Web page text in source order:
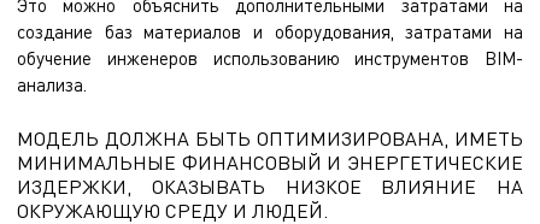
Это можно объяснить дополнительными затратами на
создание баз материалов и оборудования, затратами на
обучение инженеров использованию инструментов BIM-
анализа.
МОДЕЛЬ ДОЛЖНА БЫТЬ ОПТИМИЗИРОВАНА, ИМЕТЬ
МИНИМАЛЬНЫЕ ФИНАНСОВЫЙ И ЭНЕРГЕТИЧЕСКИЕ
ИЗДЕРЖКИ, ОКАЗЫВАТЬ НИЗКОЕ ВЛИЯНИЕ НА
ОКРУЖАЮЩУЮ СРЕДУ И ЛЮДЕЙ.